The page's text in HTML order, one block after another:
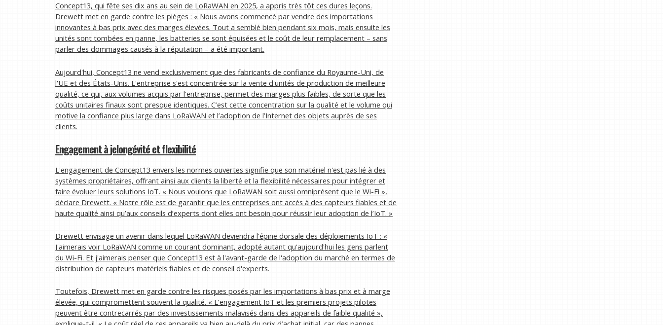
Concept13, qui fête ses dix ans au sein de LoRaWAN en 2025, a appris très tôt ces dures leçons.
Drewett met en garde contre les pièges : « Nous avons commencé par vendre des importations
innovantes à bas prix avec des marges élevées. Tout a semblé bien pendant six mois, mais ensuite les
unités sont tombées en panne, les batteries se sont épuisées et le coût de leur remplacement – ​​sans
parler des dommages causés à la réputation – a été important.
Aujourd'hui, Concept13 ne vend exclusivement que des fabricants de confiance du Royaume-Uni, de
l'UE et des États-Unis. L'entreprise s'est concentrée sur la vente d'unités de production de meilleure
qualité, ce qui, aux volumes acquis par l'entreprise, permet des marges plus faibles, de sorte que les
coûts unitaires finaux sont presque identiques. C’est cette concentration sur la qualité et le volume qui
motive la confiance plus large dans LoRaWAN et l’adoption de l’Internet des objets auprès de ses
clients.
Engagement àjelongévité etflexibilité
L'engagement de Concept13 envers les normes ouvertes signifie que son matériel n'est pas lié à des
systèmes propriétaires, offrant ainsi aux clients la liberté et la flexibilité nécessaires pour intégrer et
faire évoluer leurs solutions IoT. « Nous voulons que LoRaWAN soit aussi omniprésent que le Wi-Fi »,
déclare Drewett. « Notre rôle est de garantir que les entreprises ont accès à des capteurs fiables et de
haute qualité ainsi qu’aux conseils d’experts dont elles ont besoin pour réussir leur adoption de l’IoT. »
Drewett envisage un avenir dans lequel LoRaWAN deviendra l'épine dorsale des déploiements IoT : «
J'aimerais voir LoRaWAN comme un courant dominant, adopté autant qu'aujourd'hui les gens parlent
du Wi-Fi. Et j'aimerais penser que Concept13 est à l'avant-garde de l'adoption du marché en termes de
distribution de capteurs matériels fiables et de conseil d'experts.
Toutefois, Drewett met en garde contre les risques posés par les importations à bas prix et à marge
élevée, qui compromettent souvent la qualité. « L’engagement IoT et les premiers projets pilotes
peuvent être contrecarrés par des investissements malavisés dans des appareils de faible qualité »,